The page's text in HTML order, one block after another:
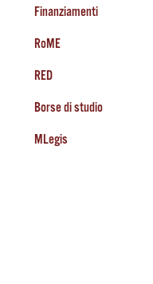
Finanziamenti
RoME
RED
Borse di studio
MLegis